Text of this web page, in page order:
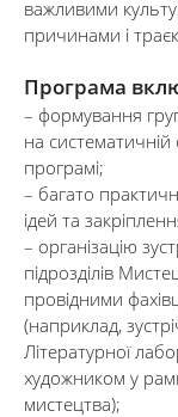
важливими
причинами і
Програма
– формування
на систематичній
програмі;
– багато
ідей та
– організацію
підрозділів
провідними
(наприклад,
Літературної
художником у
мистецтва);